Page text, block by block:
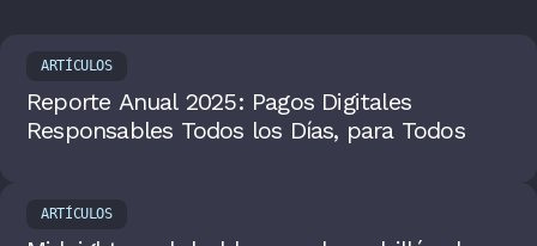
ARTÍCULOS
Reporte Anual 2025: Pagos Digitales
Responsables Todos los Días, para Todos
ARTÍCULOS